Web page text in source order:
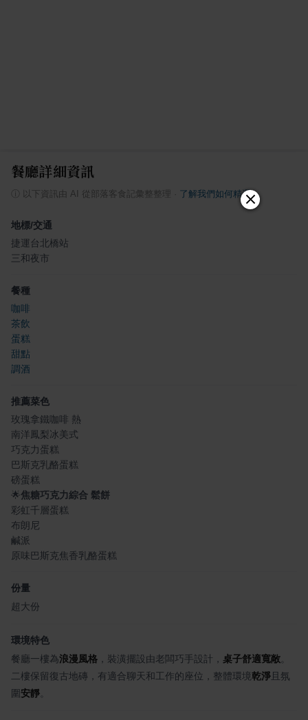
餐廳詳細資訊
ⓘ 以下資訊由 AI 從部落客食記彙整整理 了解我們如何精選
地標/交通
捷運台北橋站
三和夜市
餐種
咖啡
茶飲
蛋糕
甜點
調酒
推薦菜色
玫瑰拿鐵咖啡 熱
南洋鳳梨冰美式
巧克力蛋糕
巴斯克乳酪蛋糕
磅蛋糕
🌟焦糖巧克力綜合 鬆餅
彩虹千層蛋糕
布朗尼
鹹派
原味巴斯克焦香乳酪蛋糕
份量
超大份
環境特色
餐廳一樓為浪漫風格 ，裝潢擺設由老闆巧手設計， 桌子舒適寬敞
二樓保留復古地磚，有適合聊天和工作的座位，整體環境乾淨 且氛
圍安靜